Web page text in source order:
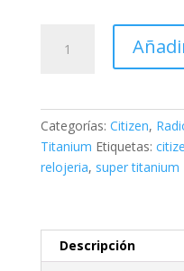
RADIOCONTROL
Titanium
cantidad
Categorías: Citizen,
Titanium Etiquetas:
relojeria, super titanium
Descripción